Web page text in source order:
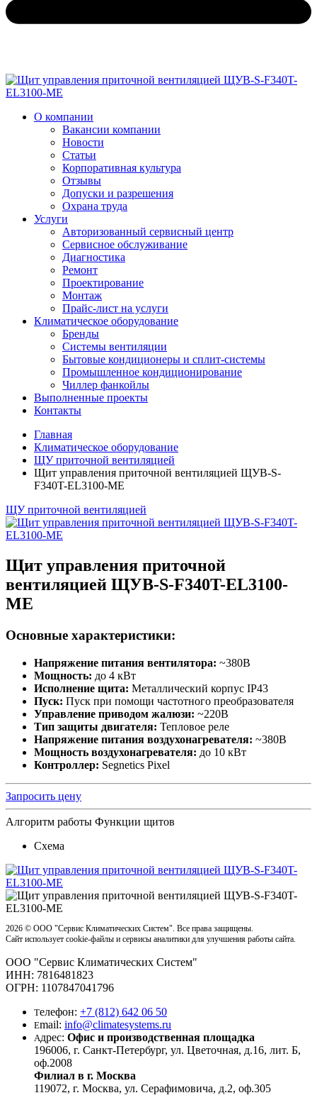
О компании
Вакансии компании
Новости
Статьи
Корпоративная культура
Отзывы
Допуски и разрешения
Охрана труда
Услуги
Авторизованный сервисный центр
Сервисное обслуживание
Диагностика
Ремонт
Проектирование
Монтаж
Прайс-лист на услуги
Климатическое оборудование
Бренды
Системы вентиляции
Бытовые кондиционеры и сплит-системы
Промышленное кондиционирование
Чиллер фанкойлы
Выполненные проекты
Контакты
Главная
Климатическое оборудование
ЩУ приточной вентиляцией
Щит управления приточной вентиляцией ЩУВ-S-
F340T-EL3100-ME
ЩУ приточной вентиляцией
Щит управления приточной
вентиляцией ЩУВ-S-F340T-EL3100-
ME
Основные характеристики:
Напряжение питания вентилятора: ~380В
Мощность: до 4 кВт
Исполнение щита: Металлический корпус IP43
Пуск: Пуск при помощи частотного преобразователя
Управление приводом жалюзи: ~220В
Тип защиты двигателя: Тепловое реле
Напряжение питания воздухонагревателя: ~380В
Мощность воздухонагревателя: до 10 кВт
Контроллер: Segnetics Pixel
Запросить цену
Алгоритм работы Функции щитов
Схема
2026 © OOO "Сервис Климатических Систем". Все права защищены.
Сайт использует cookie-файлы и сервисы аналитики для улучшения работы сайта.
OOO "Сервис Климатических Систем"
ИНН: 7816481823
ОГРН: 1107847041796
Телефон: +7 (812) 642 06 50
Email: info@climatesystems.ru
Адрес: Офис и производственная площадка
196006, г. Санкт-Петербург, ул. Цветочная, д.16, лит. Б,
оф.2008
Филиал в г. Москва
119072, г. Москва, ул. Серафимовича, д.2, оф.305